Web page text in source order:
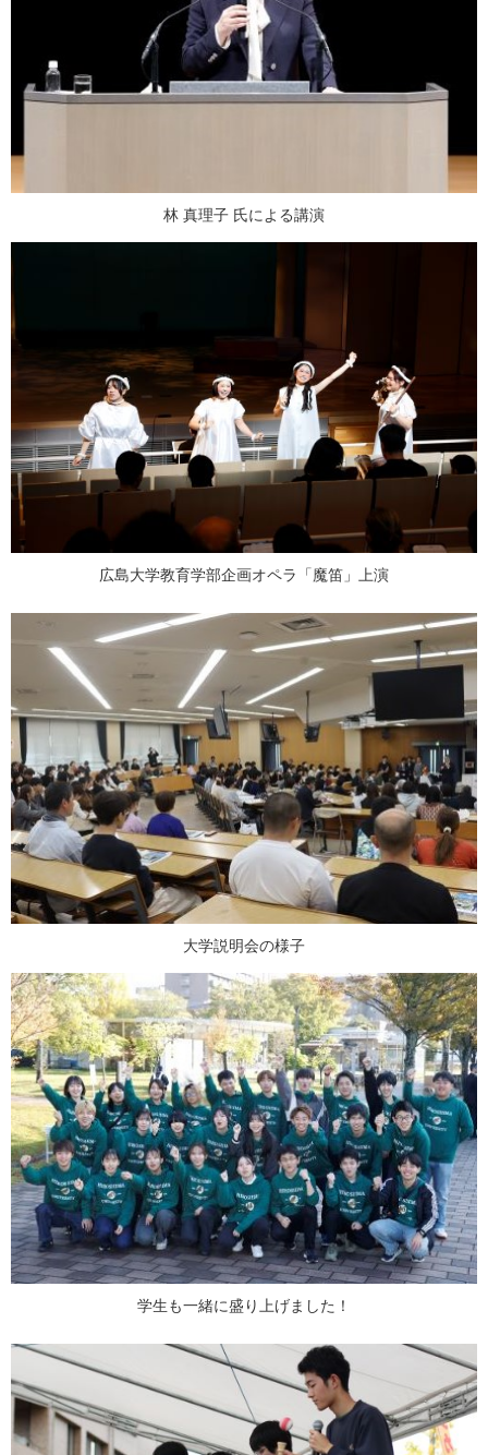
林 真理子 氏による講演
広島大学教育学部企画オペラ「魔笛」上演
大学説明会の様子
学生も一緒に盛り上げました！